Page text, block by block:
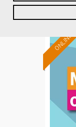
ONLINE